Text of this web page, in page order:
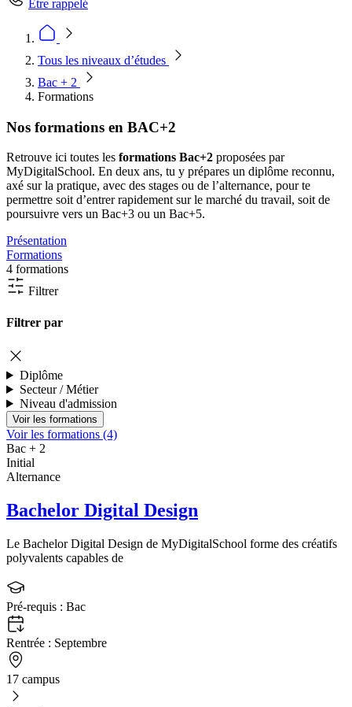
Être rappelé
Tous les niveaux d’études
Bac + 2
Formations
Nos formations en BAC+2
Retrouve ici toutes les formations Bac+2 proposées par
MyDigitalSchool. En deux ans, tu y prépares un diplôme reconnu,
axé sur la pratique, avec des stages ou de l’alternance, pour te
permettre soit d’entrer rapidement sur le marché du travail, soit de
poursuivre vers un Bac+3 ou un Bac+5.
Présentation
Formations
4 formations
Filtrer
Filtrer par
Diplôme
Secteur / Métier
Niveau d'admission
Voir les formations (4)
Bac + 2
Initial
Alternance
Bachelor Digital Design
Le Bachelor Digital Design de MyDigitalSchool forme des créatifs
polyvalents capables de
Pré-requis : Bac
Rentrée : Septembre
17 campus